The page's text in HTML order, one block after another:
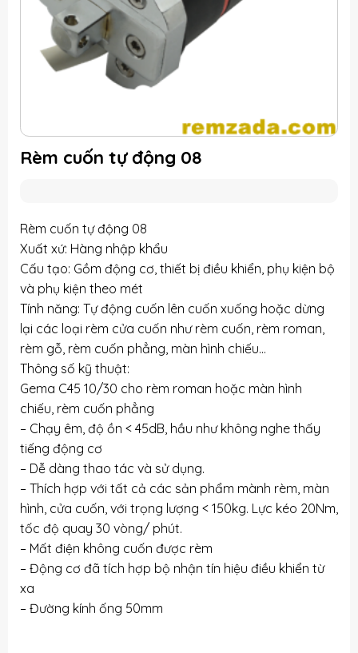
Rèm cuốn tự động 08
Rèm cuốn tự động 08
Xuất xứ: Hàng nhập khẩu
Cấu tạo: Gồm động cơ, thiết bị điều khiển, phụ kiện bộ
và phụ kiện theo mét
Tính năng: Tự động cuốn lên cuốn xuống hoặc dừng
lại các loại rèm cửa cuốn như rèm cuốn, rèm roman,
rèm gỗ, rèm cuốn phẳng, màn hình chiếu…
Thông số kỹ thuật:
Gema C45 10/30 cho rèm roman hoặc màn hình
chiếu, rèm cuốn phẳng
– Chạy êm, độ ồn < 45dB, hầu như không nghe thấy
tiếng động cơ
– Dễ dàng thao tác và sử dụng.
– Thích hợp với tất cả các sản phẩm mành rèm, màn
hình, cửa cuốn, với trọng lượng < 150kg. Lực kéo 20Nm,
tốc độ quay 30 vòng/ phút.
– Mất điện không cuốn được rèm
– Động cơ đã tích hợp bộ nhận tín hiệu điều khiển từ
xa
– Đường kính ống 50mm